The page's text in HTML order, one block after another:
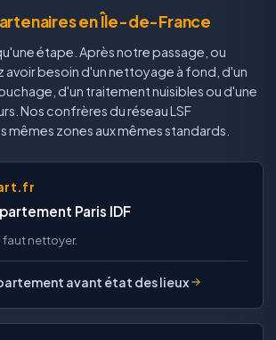
en Île-de-France
étape. Après notre passage, ou
avoir besoin d'un nettoyage à fond, d'un
d'un traitement nuisibles ou d'une
Nos confrères du réseau LSF
mêmes zones aux mêmes standards.
Paris IDF
faut nettoyer.
avant état des lieux